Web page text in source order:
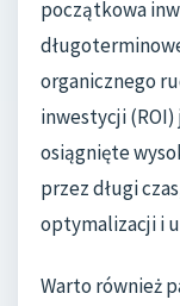
początkowa
organicznego
inwestycji (ROI)
osiągnięte
przez długi
optymalizacji i
Warto również